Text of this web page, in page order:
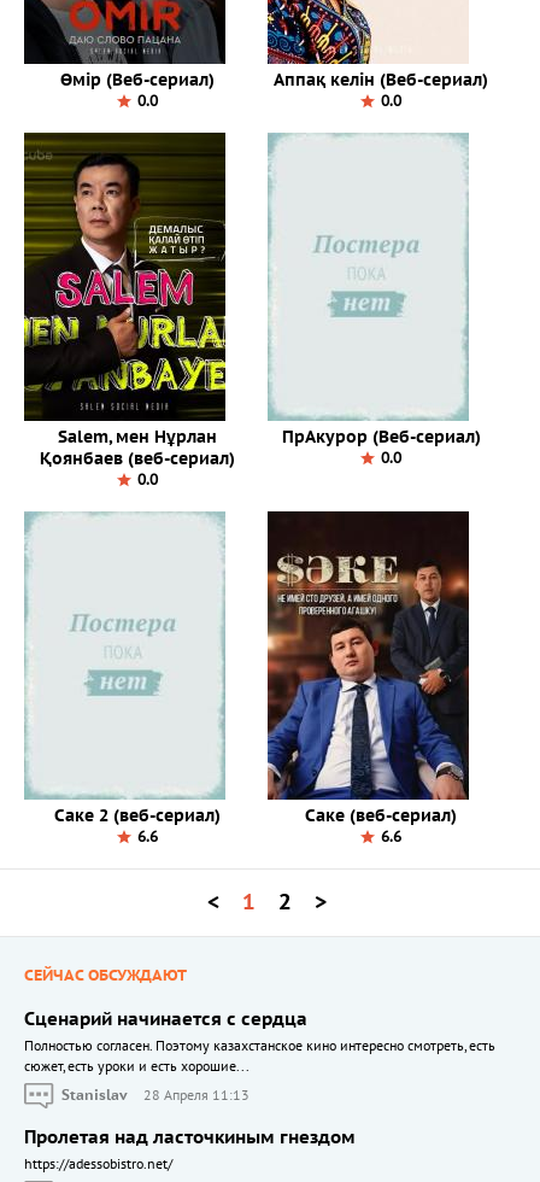
Өмір (Веб-сериал)
0.0
Аппақ келін (Веб-сериал)
0.0
Salem, мен Нұрлан
Қоянбаев (веб-сериал)
0.0
ПрАкурор (Веб-сериал)
0.0
Саке 2 (веб-сериал)
6.6
Саке (веб-сериал)
6.6
< 1 2 >
СЕЙЧАС ОБСУЖДАЮТ
Сценарий начинается с сердца
Полностью согласен. Поэтому казахстанское кино интересно смотреть, есть
сюжет, есть уроки и есть хорошие...
Stanislav
28 Апреля 11:13
Пролетая над ласточкиным гнездом
https://adessobistro.net/